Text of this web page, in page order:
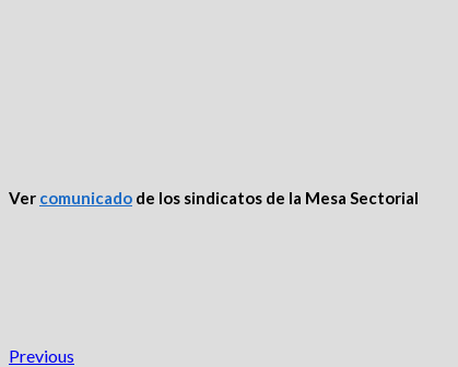
Ver comunicado de los sindicatos de la Mesa Sectorial
Previous